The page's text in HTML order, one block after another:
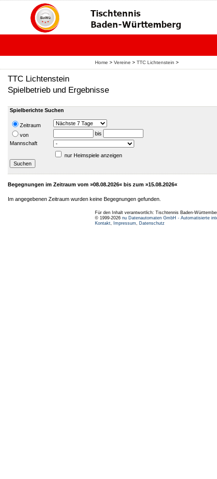
Home > Vereine > TTC Lichtenstein >
TTC Lichtenstein
Spielbetrieb und Ergebnisse
Spielberichte Suchen
Zeitraum
von
bis
Mannschaft
nur Heimspiele anzeigen
Begegnungen im Zeitraum vom »08.08.2026« bis zum »15.08.2026«
Im angegebenen Zeitraum wurden keine Begegnungen gefunden.
Für den Inhalt verantwortlich: Tischtennis Baden-
© 1999-2026 nu Datenautomaten GmbH - Automatisierte
Kontakt, Impressum, Datenschutz